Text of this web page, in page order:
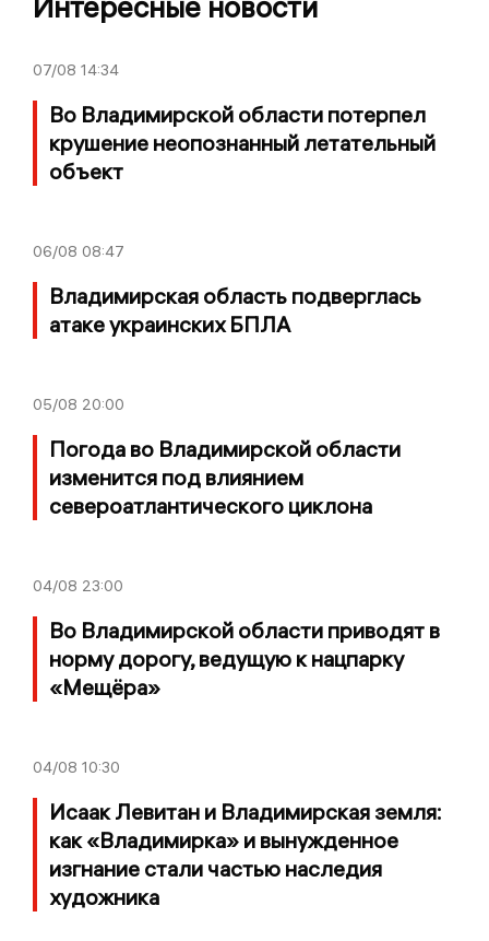
Интересные новости
07/08 14:34
Во Владимирской области потерпел
крушение неопознанный летательный
объект
06/08 08:47
Владимирская область подверглась
атаке украинских БПЛА
05/08 20:00
Погода во Владимирской области
изменится под влиянием
североатлантического циклона
04/08 23:00
Во Владимирской области приводят в
норму дорогу, ведущую к нацпарку
«Мещёра»
04/08 10:30
Исаак Левитан и Владимирская земля:
как «Владимирка» и вынужденное
изгнание стали частью наследия
художника